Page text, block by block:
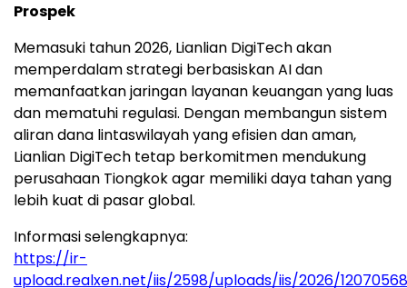
Prospek
Memasuki tahun 2026, Lianlian DigiTech akan
memperdalam strategi berbasiskan AI dan
memanfaatkan jaringan layanan keuangan yang luas
dan mematuhi regulasi. Dengan membangun sistem
aliran dana lintaswilayah yang efisien dan aman,
Lianlian DigiTech tetap berkomitmen mendukung
perusahaan Tiongkok agar memiliki daya tahan yang
lebih kuat di pasar global.
Informasi selengkapnya:
https://ir-
upload.realxen.net/iis/2598/uploads/iis/2026/